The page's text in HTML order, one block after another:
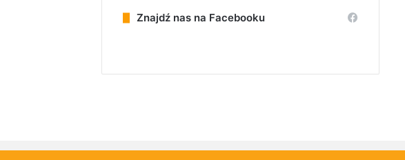
Znajdź nas na Facebooku